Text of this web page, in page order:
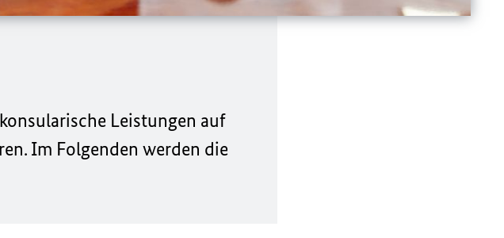
Leistungen auf
Im Folgenden werden die